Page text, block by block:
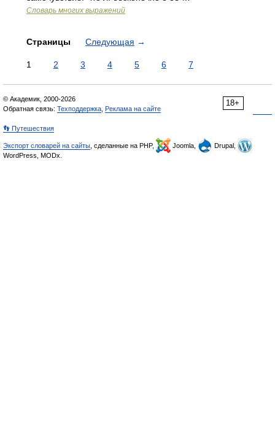
Словарь многих выражений
Страницы Следующая →
1 2 3 4 5 6 7
18+
© Академик, 2000-2026
Обратная связь: Техподдержка Реклама на сайте
👣 Путешествия
Экспорт словарей на сайты , сделанные на PHP, Joomla,
Drupal,
WordPress, MODx.